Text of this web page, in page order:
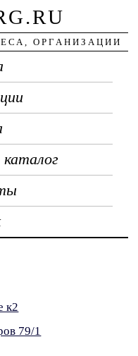
ОРГАНИЗАЦИИ
к2
79/1